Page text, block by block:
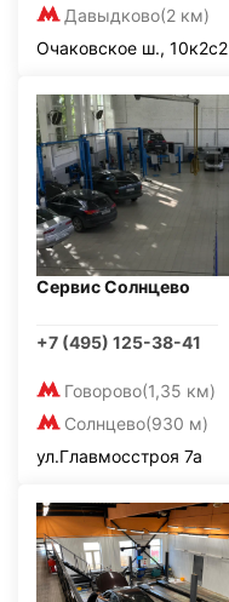
Давыдково(2 км)
Очаковское ш., 10к2с2
Сервис Солнцево
+7 (495) 125-38-41
Говорово(1,35 км)
Солнцево(930 м)
ул.Главмосстроя 7а